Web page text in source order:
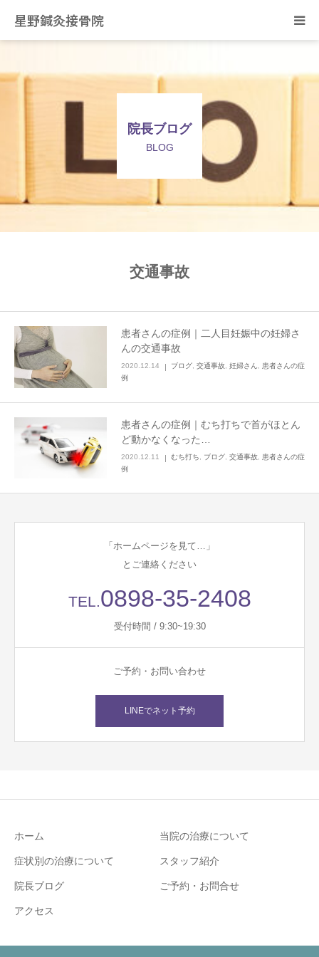
星野鍼灸接骨院
院長ブログ
BLOG
交通事故
患者さんの症例｜二人目妊娠中の妊婦さ
んの交通事故
2020.12.14 ブログ 交通事故 妊婦さん
患者さんの症
例
患者さんの症例｜むち打ちで首がほとん
ど動かなくなった…
2020.12.11 むち打ち ブログ 交通事故
患者さんの症
例
「ホームページを見て…」
とご連絡ください
TEL.0898-35-2408
受付時間 / 9:30~19:30
ご予約・お問い合わせ
LINEでネット予約
ホーム 当院の治療について
症状別の治療について スタッフ紹介
院長ブログ ご予約・お問合せ
アクセス
当院の治療について